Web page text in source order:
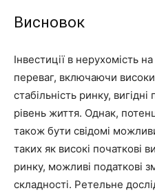
Висновок
Інвестиції в нерухомість
переваг, включаючи
стабільність ринку,
рівень життя. Однак,
також бути свідомі
таких як високі початкові
ринку, можливі податкові
складності. Ретельне